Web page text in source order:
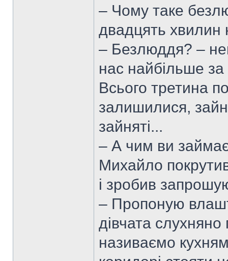
– Чому таке
двадцять хвилин
– Безлюддя? –
нас найбільше за
Всього третина
залишилися,
зайняті...
– А чим ви
Михайло
і зробив
– Пропоную
дівчата слухняно
називаємо